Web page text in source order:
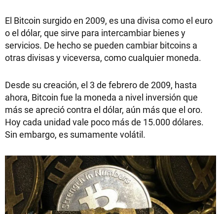
El Bitcoin surgido en 2009, es una divisa como el euro
o el dólar, que sirve para intercambiar bienes y
servicios. De hecho se pueden cambiar bitcoins a
otras divisas y viceversa, como cualquier moneda.
Desde su creación, el 3 de febrero de 2009, hasta
ahora, Bitcoin fue la moneda a nivel inversión que
más se apreció contra el dólar, aún más que el oro.
Hoy cada unidad vale poco más de 15.000 dólares.
Sin embargo, es sumamente volátil.